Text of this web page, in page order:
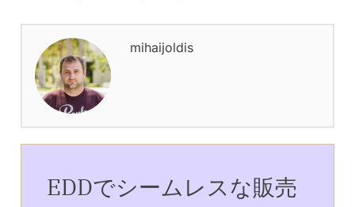
mihaijoldis
EDDでシームレスな販売